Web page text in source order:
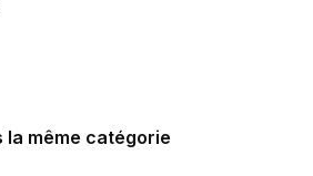
la même catégorie